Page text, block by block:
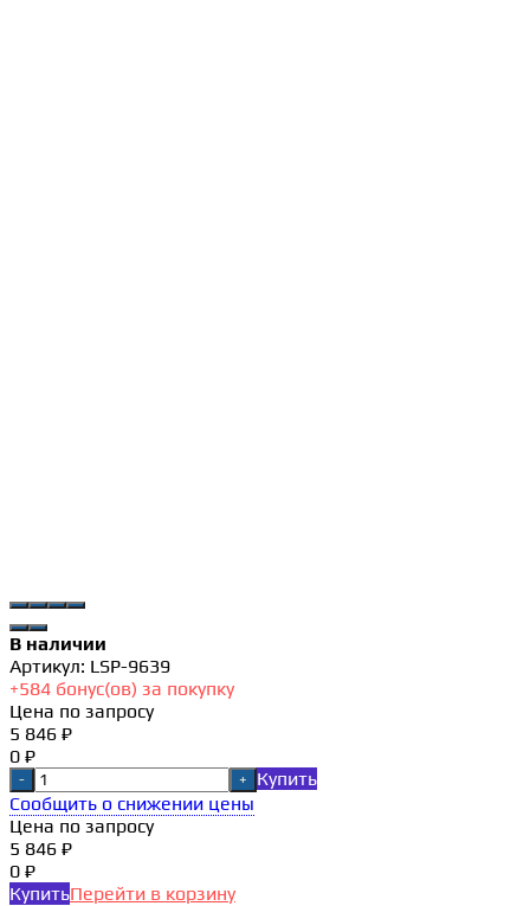
В наличии
Артикул: LSP-9639
+584 бонус(ов) за покупку
Цена по запросу
5 846 ₽
0 ₽
- +
Купить
Сообщить о снижении цены
Цена по запросу
5 846 ₽
0 ₽
КупитьПерейти в корзину